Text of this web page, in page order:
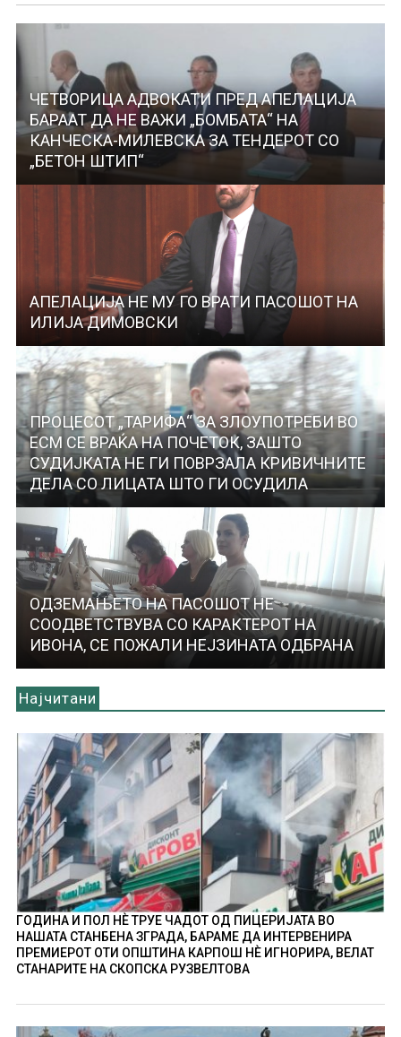
ЧЕТВОРИЦА АДВОКАТИ ПРЕД АПЕЛАЦИЈА
БАРААТ ДА НЕ ВАЖИ „БОМБАТА“ НА
КАНЧЕСКА-МИЛЕВСКА ЗА ТЕНДЕРOT СО
„БЕТОН ШТИП“
АПЕЛАЦИЈА НЕ МУ ГО ВРАТИ ПАСОШОТ НА
ИЛИЈА ДИМОВСКИ
ПРОЦЕСОТ „ТАРИФА“ ЗА ЗЛОУПОТРЕБИ ВО
ЕСМ СЕ ВРАЌА НА ПОЧЕТОК, ЗАШТО
СУДИЈКАТА НЕ ГИ ПОВРЗАЛА КРИВИЧНИТЕ
ДЕЛА СО ЛИЦАТА ШТО ГИ ОСУДИЛА
ОДЗЕМАЊЕТО НА ПАСОШОТ НЕ
СООДВЕТСТВУВА СО КАРАКТЕРОТ НА
ИВОНА, СЕ ПОЖАЛИ НЕЈЗИНАТА ОДБРАНА
Најчитани
ГОДИНА И ПОЛ НÈ ТРУЕ ЧАДОТ ОД ПИЦЕРИЈАТА ВО
НАШАТА СТАНБЕНА ЗГРАДА, БАРАМЕ ДА ИНТЕРВЕНИРА
ПРЕМИЕРОТ ОТИ ОПШТИНА КАРПОШ НÈ ИГНОРИРА, ВЕЛАТ
СТАНАРИТЕ НА СКОПСКА РУЗВЕЛТОВА